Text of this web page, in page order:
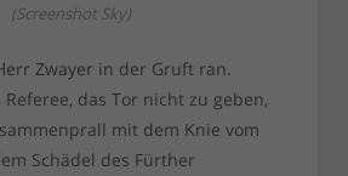
(Screenshot Sky)
Zwayer in der Gruft ran.
das Tor nicht zu geben,
mit dem Knie vom
Schädel des Fürther